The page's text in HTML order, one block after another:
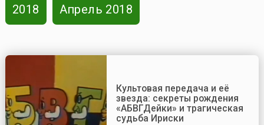
2018 Апрель 2018
Культовая передача и её
звезда: секреты рождения
«АБВГДейки» и трагическая
судьба Ириски